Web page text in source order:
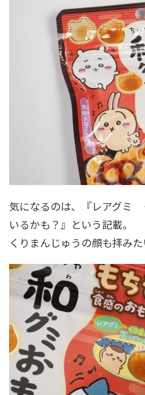
気になるのは、『レアグミ
いるかも？』という記載。
くりまんじゅうの顔も拝みた